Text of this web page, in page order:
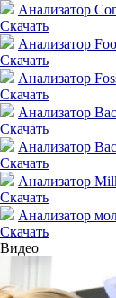
Анализатор
Скачать
Анализатор
Скачать
Анализатор
Скачать
Анализатор
Скачать
Анализатор
Скачать
Анализатор
Скачать
Анализатор
Скачать
Видео